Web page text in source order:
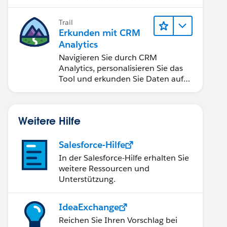
Trail
Erkunden mit CRM
Analytics
Navigieren Sie durch CRM
Analytics, personalisieren Sie das
Tool und erkunden Sie Daten auf
Weitere Hilfe
Salesforce-Hilfe
In der Salesforce-Hilfe erhalten Sie
weitere Ressourcen und
Unterstützung.
IdeaExchange
Reichen Sie Ihren Vorschlag bei